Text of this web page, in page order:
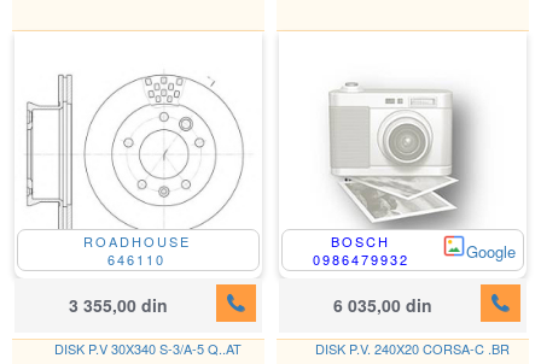
ROADHOUSE
646110
3 355,00 din
BOSCH
0986479932
Google
6 035,00 din
DISK P.V 30X340 S-3/A-5 Q..AT DISK P.V. 240X20 CORSA-C .BR